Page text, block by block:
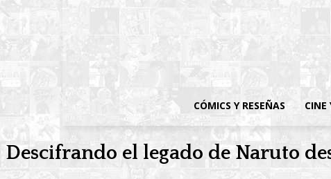
CÓMICS Y RESEÑAS CINE
Descifrando el legado de Naruto